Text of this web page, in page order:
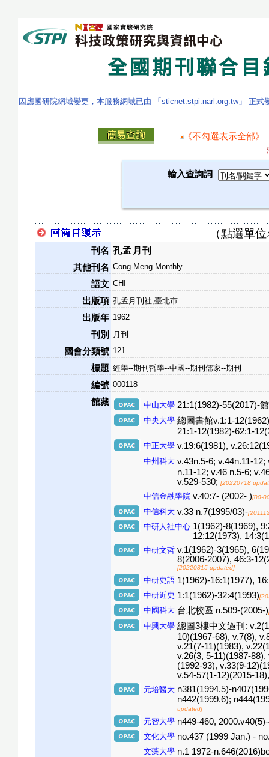
因應國研院網域變更，本服務網域已由 「sticnet.stpi.narl.org.tw」 正
《不勾選表示全部》
輸入查詢詞
（點選單
刊名 孔孟月刊
其他刊名 Cong-Meng Monthly
語文 CHI
出版項 孔孟月刊社,臺北市
出版年 1962
刊別 月刊
國會分類號 121
標題 經學--期刊哲學--中國--期刊儒家--期刊
編號 000118
館藏 中山大學 21:1(1982)-55(2017)-
中央大學 總圖書館v.1:1-
21:1-12(1982)-62:1-
中正大學 v.19:6(1981),
中州科大 v.43n.5-6; v.44n.11-
n.11-12; v.46 n.5-6;
v.529-530; [20220718
中信金融學院 v.40:7- (2002- )[00-
中信科大 v.33 n.7(1995/03)-
中研人社中心 1(1962)-8(1969),
12:12(1973),
中研文哲 v.1(1962)-3(1965),
8(2006-2007), 46:3-
[20220815 updated]
中研史語 1(1962)-16:1(1977),
中研近史 1:1(1962)-32:4(1993)
中國科大 台北校區 n.509-(2005-)
中興大學 總圖3樓中文過刊:
10)(1967-68), v.7(8),
v.21(7-11)(1983),
v.26(3, 5-11)(1987-
(1992-93), v.33(9-
v.54-57(1-12)(2015-
元培醫大 n381(1994.5)-
n442(1999.6);
updated]
元智大學 n449-460,
文化大學 no.437 (1999 Jan.) -
文藻大學 n.1 1972-